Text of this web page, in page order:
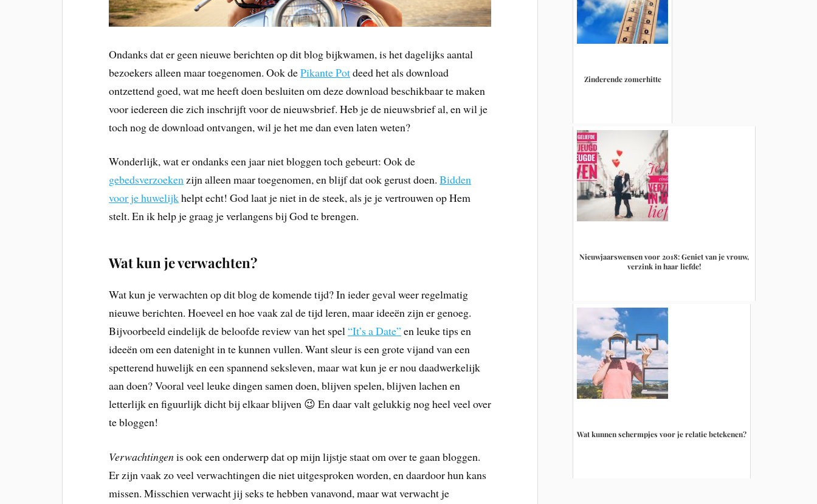
Ondanks dat er geen nieuwe berichten op dit blog bijkwamen, is het dagelijks aantal
bezoekers alleen maar toegenomen. Ook dePikante Potdeed het als download
ontzettend goed, wat me heeft doen besluiten om deze download beschikbaar te maken
voor iedereen die zich inschrijft voor de nieuwsbrief. Heb je de nieuwsbrief al, en wil je
toch nog de download ontvangen, wil je het me dan even laten weten?
Wonderlijk, wat er ondanks een jaar niet bloggen toch gebeurt: Ook de
gebedsverzoekenzijn alleen maar toegenomen, en blijf dat ook gerust doen.Bidden
voor je huwelijkhelpt echt! God laat je niet in de steek, als je je vertrouwen op Hem
stelt. En ik help je graag je verlangens bij God te brengen.
Wat kun je verwachten?
Wat kun je verwachten op dit blog de komende tijd? In ieder geval weer regelmatig
nieuwe berichten. Hoeveel en hoe vaak zal de tijd leren, maar ideeën zijn er genoeg.
Bijvoorbeeld eindelijk de beloofde review van het spel“It’s a Date” en leuke tips en
ideeën om een datenight in te kunnen vullen. Want sleur is een grote vijand van een
spetterend huwelijk en een spannend seksleven, maar wat kun je er nou daadwerkelijk
aan doen? Vooral veel leuke dingen samen doen, blijven spelen, blijven lachen en
letterlijk en figuurlijk dicht bij elkaar blijven 😉 En daar valt gelukkig nog heel veel over
te bloggen!
Verwachtingenis ook een onderwerp dat op mijn lijstje staat om over te gaan bloggen.
Er zijn vaak zo veel verwachtingen die niet uitgesproken worden, en daardoor hun kans
missen. Misschien verwacht jij seks te hebben vanavond, maar wat verwacht je
Zinderende zomerhitte
Nieuwjaarswensen voor 2018: Geniet van je vrouw,
verzink in haar liefde!
Wat kunnen schermpjes voor je relatie betekenen?